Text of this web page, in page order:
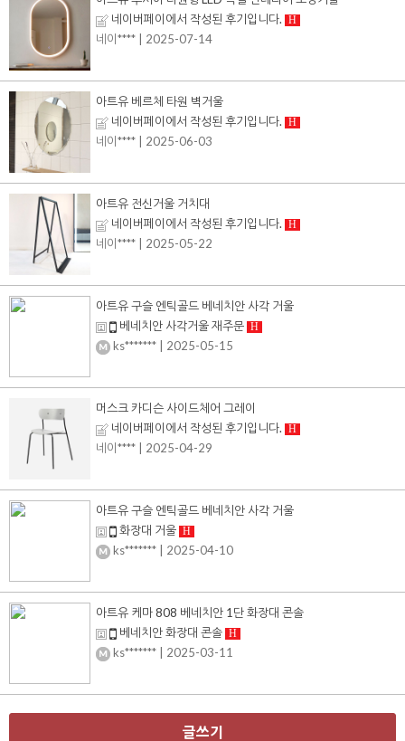
네이버페이에서 작성된 후기입니다.
H
네이**** | 2025-07-14
아트유 베르체 타원 벽거울
네이버페이에서 작성된 후기입니다.
H
네이**** | 2025-06-03
아트유 전신거울 거치대
네이버페이에서 작성된 후기입니다.
H
네이**** | 2025-05-22
아트유 구슬 엔틱골드 베네치안 사각 거울
베네치안 사각거울 재주문 H
ks******* | 2025-05-15
머스크 카디슨 사이드체어 그레이
네이버페이에서 작성된 후기입니다.
H
네이**** | 2025-04-29
아트유 구슬 엔틱골드 베네치안 사각 거울
화장대 거울 H
ks******* | 2025-04-10
아트유 케마 808 베네치안 1단 화장대 콘솔
베네치안 화장대 콘솔 H
ks******* | 2025-03-11
글쓰기